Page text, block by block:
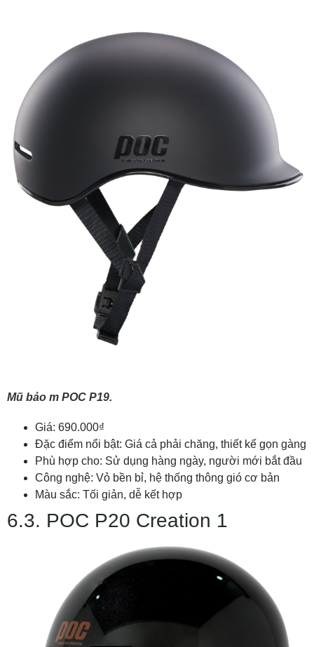
Mũ bảo m POC P19.
Giá: 690.000₫
Đặc điểm nổi bật: Giá cả phải chăng, thiết kế gọn gàng
Phù hợp cho: Sử dụng hàng ngày, người mới bắt đầu
Công nghệ: Vỏ bền bỉ, hệ thống thông gió cơ bản
Màu sắc: Tối giản, dễ kết hợp
6.3. POC P20 Creation 1